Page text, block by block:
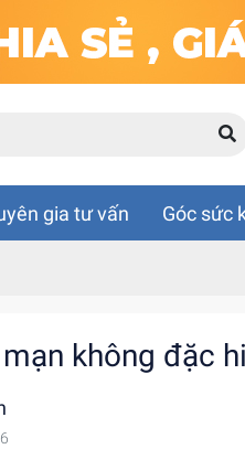
gia tư vấn Góc sức
không đặc